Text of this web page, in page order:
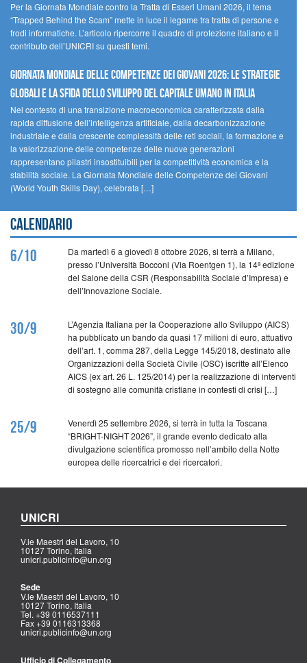
Per la Giornata Mondiale contro la Tratta di Esseri Umani 2026, il tema
“Trapped Behind the Scam” mette in luce il legame tra tratta di persone e
frodi informatiche. L’articolo ripercorre il quadro di protezione italiano e il
contributo dell’UNICRI su questi temi.
GIORNATA MONDIALE DELLE COMPETENZE DEI GIOVANI 2026: LE STRATEGIE
GLOBALI E LA SFIDA DELLO SVILUPPO DEL CAPITALE UMANO IN ITALIA
Nel contesto di una transizione macroeconomica caratterizzata dalla
rapida diffusione dell’intelligenza artificiale, dalla decarbonizzazione
industriale e dalla crescente complessità delle reti sociali, la formazione e
la valorizzazione delle competenze delle nuove generazioni
rappresentano pilastri insostituibili per la competitività economica e la
stabilità sociale. La Giornata Mondiale delle Competenze dei Giovani
(World Youth Skills Day), celebrata […]
Calendario
6/10
Da martedì 6 a giovedì 8 ottobre 2026, si terrà a Milano,
presso l’Università Bocconi (Via Roentgen 1), la 14ª edizione
del Salone della CSR (Responsabilità Sociale d’Impresa) e
dell’Innovazione Sociale.
30/9
L’Agenzia Italiana per la Cooperazione allo Sviluppo (AICS)
ha pubblicato un bando da quasi 17 milioni di euro, attuativo
dell’art. 1, comma 287, della Legge 145/2018, destinato alle
Organizzazioni della Società Civile (OSC) iscritte all’Elenco
AICS (ex art. 26 L. 125/2014) per la realizzazione di interventi
di sostegno alle comunità cristiane in contesti di crisi […]
25/9
Venerdì 25 settembre 2026, si terrà in tutta la Toscana
“BRIGHT-NIGHT 2026”, il grande evento dedicato alla
divulgazione scientifica promosso nell’ambito della Notte
europea delle ricercatrici e dei ricercatori.
UNICRI
V.le Maestri del Lavoro, 10
10127 Torino, Italia
unicri.publicinfo@un.org
Sede
V.le Maestri del Lavoro, 10
10127 Torino, Italia
Tel. +39 0116537111
Fax +39 0116313368
unicri.publicinfo@un.org
Ufficio di Collegamento